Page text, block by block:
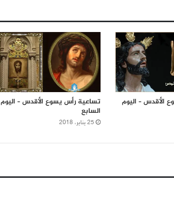
الأقدس – اليوم
تساعية رأس يسوع الأقدس – اليوم
السابع
25 يناير، 2018